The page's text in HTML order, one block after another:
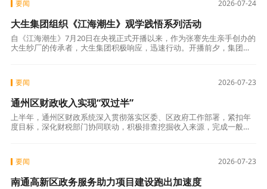
2026-07-24
要闻
大生集团组织《江海潮生》观学践悟系列活动
自《江海潮生》7月20日在央视正式开播以来，作为张謇先生亲手创办的
大生纱厂的传承者，大生集团积极响应，迅速行动。开播前夕，集团通
2026-07-23
要闻
通州区财政收入实现“双过半”
上半年，通州区财政系统深入贯彻落实区委、区政府工作部署，紧扣年
度目标，深化财税部门协同联动，积极排查挖掘收入来源，完成一般公
2026-07-23
要闻
南通高新区政务服务助力项目建设跑出加速度